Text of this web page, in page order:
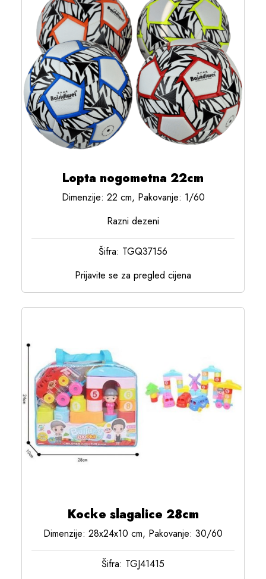
Lopta nogometna 22cm
Dimenzije: 22 cm, Pakovanje: 1/60
Razni dezeni
Šifra: TGQ37156
Prijavite se za pregled cijena
Kocke slagalice 28cm
Dimenzije: 28x24x10 cm, Pakovanje: 30/60
Šifra: TGJ41415